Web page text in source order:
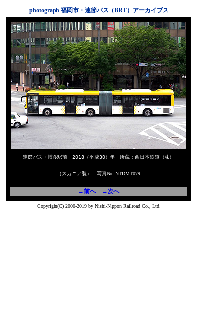
photograph 福岡市・連節バス（BRT）アーカイブス
連節バス・博多駅前 2018（平成30）年 所蔵：西日本鉄道（株）
（スカニア製） 写真No. NTDMT079
←前へ →次へ
Copyright(C) 2000-2019 by Nishi-Nippon Railroad Co., Ltd.